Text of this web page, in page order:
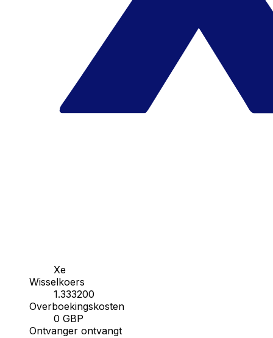
Xe
Wisselkoers
1.333200
Overboekingskosten
0 GBP
Ontvanger ontvangt